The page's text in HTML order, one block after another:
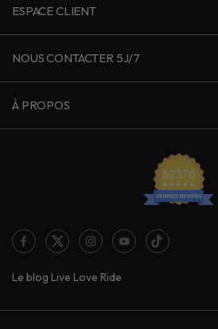
ESPACE CLIENT
NOUS CONTACTER 5J/7
À PROPOS
Le blog Live Love Ride